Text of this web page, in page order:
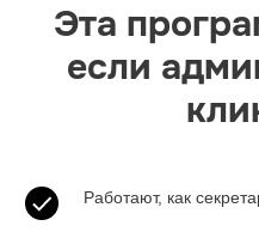
Эта
если
Работают, как